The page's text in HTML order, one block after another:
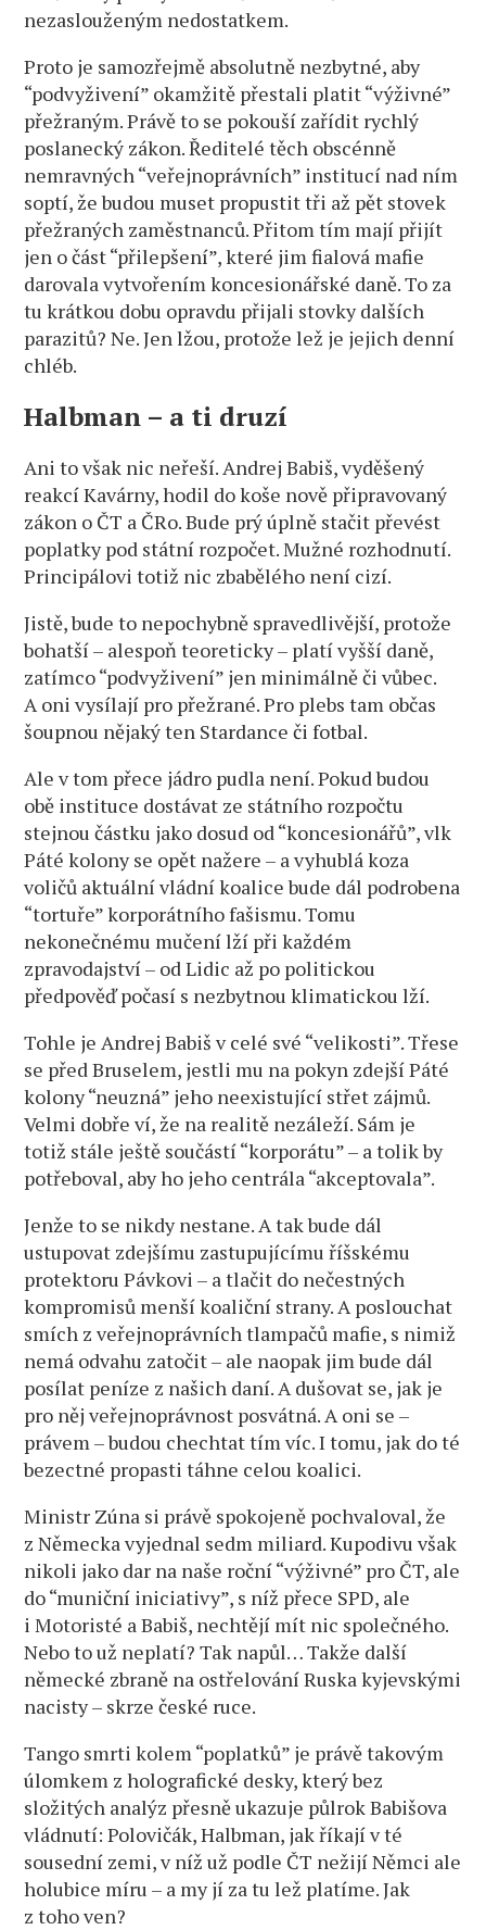
nezaslouženým nedostatkem.
Proto je samozřejmě absolutně nezbytné, aby
“podvyživení” okamžitě přestali platit “výživné”
přežraným. Právě to se pokouší zařídit rychlý
poslanecký zákon. Ředitelé těch obscénně
nemravných “veřejnoprávních” institucí nad ním
soptí, že budou muset propustit tři až pět stovek
přežraných zaměstnanců. Přitom tím mají přijít
jen o část “přilepšení”, které jim fialová mafie
darovala vytvořením koncesionářské daně. To za
tu krátkou dobu opravdu přijali stovky dalších
parazitů? Ne. Jen lžou, protože lež je jejich denní
chléb.
Halbman – a ti druzí
Ani to však nic neřeší. Andrej Babiš, vyděšený
reakcí Kavárny, hodil do koše nově připravovaný
zákon o ČT a ČRo. Bude prý úplně stačit převést
poplatky pod státní rozpočet. Mužné rozhodnutí.
Principálovi totiž nic zbabělého není cizí.
Jistě, bude to nepochybně spravedlivější, protože
bohatší – alespoň teoreticky – platí vyšší daně,
zatímco “podvyživení” jen minimálně či vůbec.
A oni vysílají pro přežrané. Pro plebs tam občas
šoupnou nějaký ten Stardance či fotbal.
Ale v tom přece jádro pudla není. Pokud budou
obě instituce dostávat ze státního rozpočtu
stejnou částku jako dosud od “koncesionářů”, vlk
Páté kolony se opět nažere – a vyhublá koza
voličů aktuální vládní koalice bude dál podrobena
“tortuře” korporátního fašismu. Tomu
nekonečnému mučení lží při každém
zpravodajství – od Lidic až po politickou
předpověď počasí s nezbytnou klimatickou lží.
Tohle je Andrej Babiš v celé své “velikosti”. Třese
se před Bruselem, jestli mu na pokyn zdejší Páté
kolony “neuzná” jeho neexistující střet zájmů.
Velmi dobře ví, že na realitě nezáleží. Sám je
totiž stále ještě součástí “korporátu” – a tolik by
potřeboval, aby ho jeho centrála “akceptovala”.
Jenže to se nikdy nestane. A tak bude dál
ustupovat zdejšímu zastupujícímu říšskému
protektoru Pávkovi – a tlačit do nečestných
kompromisů menší koaliční strany. A poslouchat
smích z veřejnoprávních tlampačů mafie, s nimiž
nemá odvahu zatočit – ale naopak jim bude dál
posílat peníze z našich daní. A dušovat se, jak je
pro něj veřejnoprávnost posvátná. A oni se –
právem – budou chechtat tím víc. I tomu, jak do té
bezectné propasti táhne celou koalici.
Ministr Zúna si právě spokojeně pochvaloval, že
z Německa vyjednal sedm miliard. Kupodivu však
nikoli jako dar na naše roční “výživné” pro ČT, ale
do “muniční iniciativy”, s níž přece SPD, ale
i Motoristé a Babiš, nechtějí mít nic společného.
Nebo to už neplatí? Tak napůl… Takže další
německé zbraně na ostřelování Ruska kyjevskými
nacisty – skrze české ruce.
Tango smrti kolem “poplatků” je právě takovým
úlomkem z holografické desky, který bez
složitých analýz přesně ukazuje půlrok Babišova
vládnutí: Polovičák, Halbman, jak říkají v té
sousední zemi, v níž už podle ČT nežijí Němci ale
holubice míru – a my jí za tu lež platíme. Jak
z toho ven?